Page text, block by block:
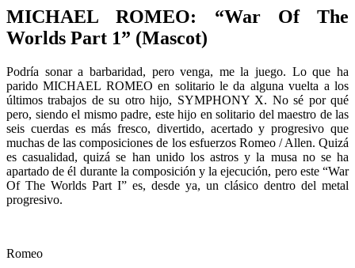
MICHAEL ROMEO: “War Of The
Worlds Part 1” (Mascot)
Podría sonar a barbaridad, pero venga, me la juego. Lo que ha
parido MICHAEL ROMEO en solitario le da alguna vuelta a los
últimos trabajos de su otro hijo, SYMPHONY X. No sé por qué
pero, siendo el mismo padre, este hijo en solitario del maestro de las
seis cuerdas es más fresco, divertido, acertado y progresivo que
muchas de las composiciones de los esfuerzos Romeo / Allen. Quizá
es casualidad, quizá se han unido los astros y la musa no se ha
apartado de él durante la composición y la ejecución, pero este “War
Of The Worlds Part I” es, desde ya, un clásico dentro del metal
progresivo.
Romeo